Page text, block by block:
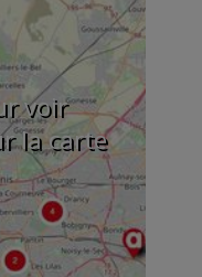
voir
la carte